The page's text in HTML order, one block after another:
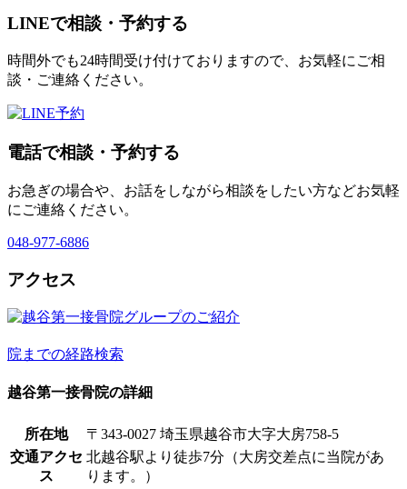
LINEで相談・予約する
時間外でも24時間受け付けておりますので、お気軽にご相
談・ご連絡ください。
電話で相談・予約する
お急ぎの場合や、お話をしながら相談をしたい方などお気軽
にご連絡ください。
048-977-6886
アクセス
院までの経路検索
越谷第一接骨院の詳細
所在地
〒343-0027 埼玉県越谷市大字大房758-5
交通アクセ
ス
北越谷駅より徒歩7分（大房交差点に当院があ
ります。）